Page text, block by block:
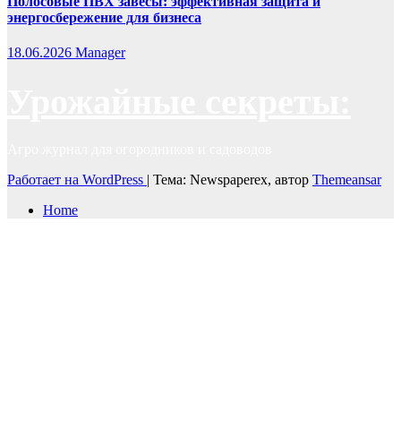
энергосбережение для бизнеса
18.06.2026 Manager
Работает на WordPress | Тема: Newspaperex, автор Themeansar
Home